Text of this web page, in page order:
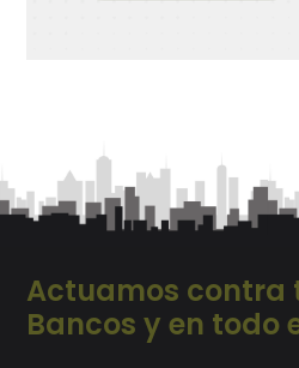
Actuamos contra
Bancos y en todo